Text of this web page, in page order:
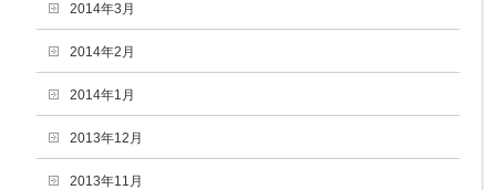
2014年3月
2014年2月
2014年1月
2013年12月
2013年11月